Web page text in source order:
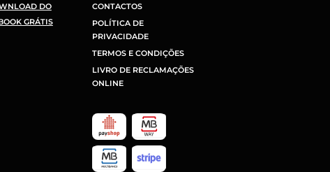
DO
GRÁTIS
CONTACTOS
POLÍTICA DE
PRIVACIDADE
TERMOS E CONDIÇÕES
LIVRO DE RECLAMAÇÕES
ONLINE